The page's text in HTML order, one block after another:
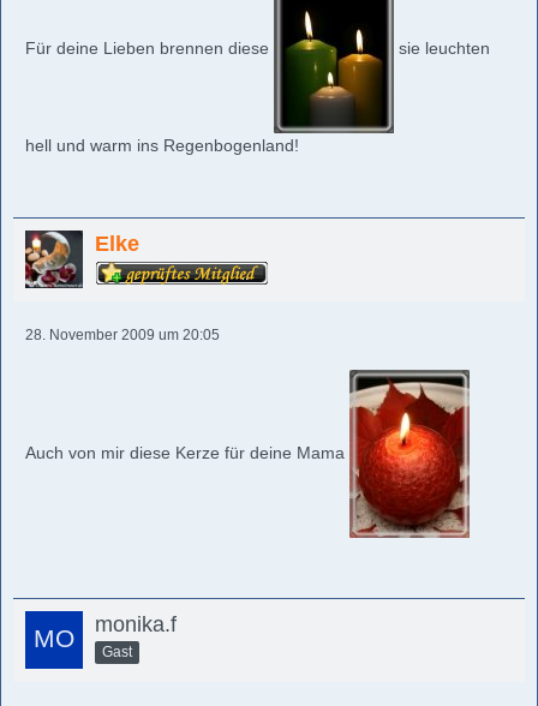
Für deine Lieben brennen diese sie leuchten
hell und warm ins Regenbogenland!
Elke
28. November 2009 um 20:05
Auch von mir diese Kerze für deine Mama
monika.f
Gast